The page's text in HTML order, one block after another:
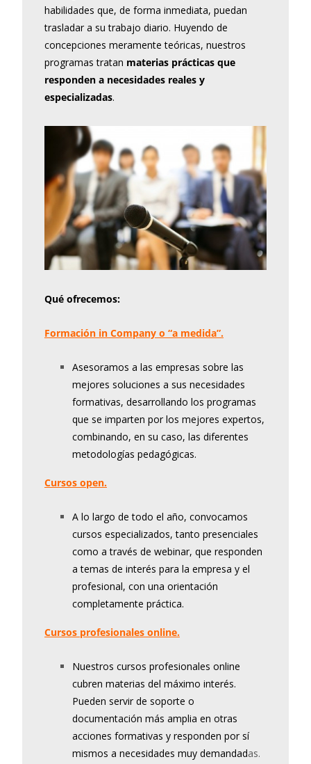
habilidades que, de forma inmediata, puedan
trasladar a su trabajo diario. Huyendo de
concepciones meramente teóricas, nuestros
programas tratan materias prácticas que
responden a necesidades reales y
especializadas.
Qué ofrecemos:
Formación in Company o “a medida”.
Asesoramos a las empresas sobre las
mejores soluciones a sus necesidades
formativas, desarrollando los programas
que se imparten por los mejores expertos,
combinando, en su caso, las diferentes
metodologías pedagógicas.
Cursos open.
A lo largo de todo el año, convocamos
cursos especializados, tanto presenciales
como a través de webinar, que responden
a temas de interés para la empresa y el
profesional, con una orientación
completamente práctica.
Cursos profesionales online.
Nuestros cursos profesionales online
cubren materias del máximo interés.
Pueden servir de soporte o
documentación más amplia en otras
acciones formativas y responden por sí
mismos a necesidades muy demandadas.